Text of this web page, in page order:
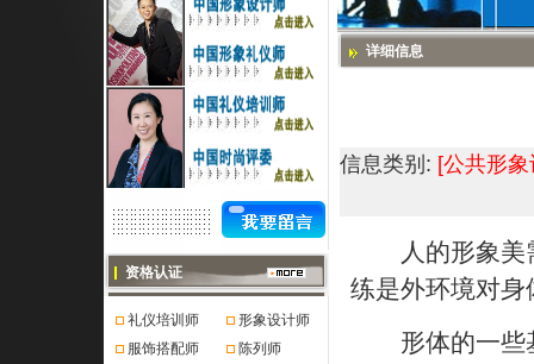
资格认证
礼仪培训师
形象设计师
服饰搭配师
陈列师
详细信息
信息类别: [公共形
人的形象美需
练是外环境对
形体的一些基